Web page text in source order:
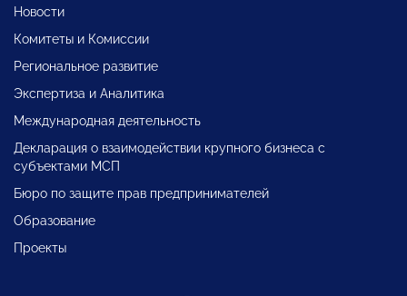
Новости
Комитеты и Комиссии
Региональное развитие
Экспертиза и Аналитика
Международная деятельность
Декларация о взаимодействии крупного бизнеса с
субъектами МСП
Бюро по защите прав предпринимателей
Образование
Проекты